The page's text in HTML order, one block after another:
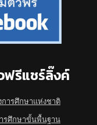
ฟรีแชร์ลิ๊งค์
ารศึกษาแห่งชาติ
รศึกษาขั้นพื้นฐาน